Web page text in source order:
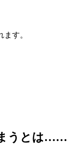
す。
うとは……